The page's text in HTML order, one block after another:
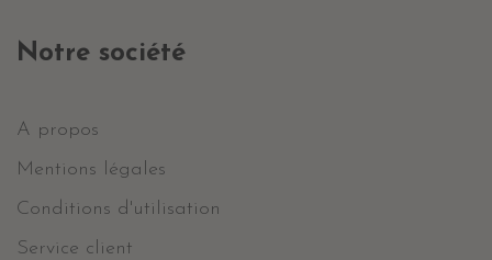
Notre société
A propos
Mentions légales
Conditions d'utilisation
Service client